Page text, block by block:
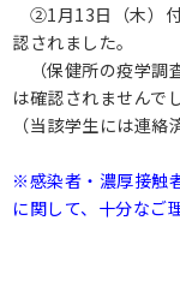
②1月13日（木）
認されました。
（保健所の疫学調
は確認されませんで
（当該学生には連絡
※感染者・濃厚接触
に関して、十分なご